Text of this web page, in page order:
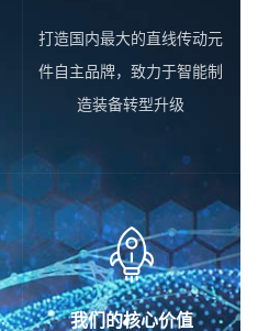
打造国内最大的直线传动元
件自主品牌，致力于智能制
造装备转型升级
我们的核心价值